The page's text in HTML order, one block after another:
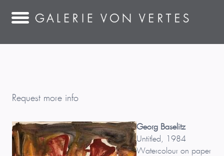
Request more info
Georg Baselitz
Untitled, 1984
Watercolour on paper